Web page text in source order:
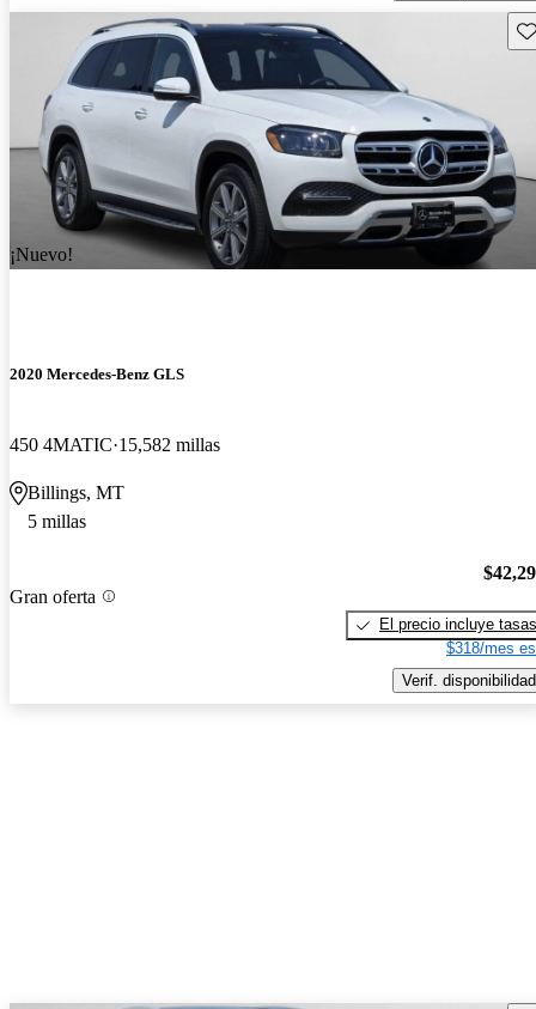
¡Nuevo!
2020 Mercedes-Benz GLS
450 4MATIC 15,582 millas
Billings, MT
5 millas
Gran oferta
El precio incluye tasas
$318/mes
Verif. disponibilidad